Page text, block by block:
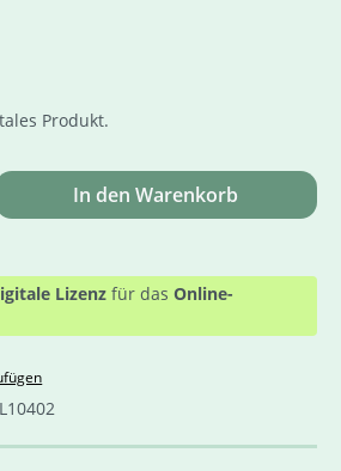
Produkt.
Gib den gewünschten
In den Warenkorb
Lizenz für das Online-